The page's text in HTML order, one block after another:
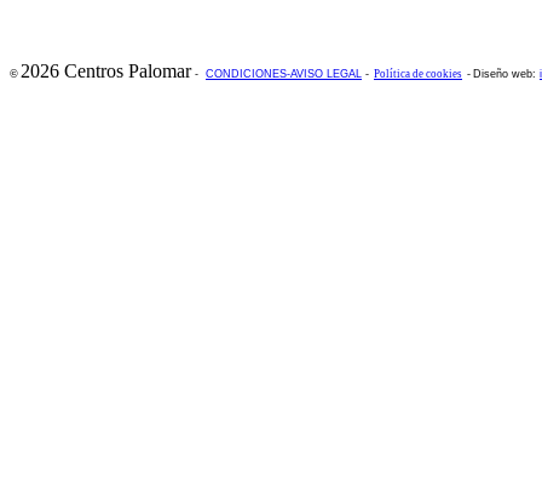
© 2026 Centros Palomar- CONDICIONES-AVISO LEGAL - Política de cookies - Diseño web: